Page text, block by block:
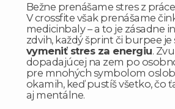
Bežne prenášame stres z
V crossfite však prenášame
medicinbaly – a to je zásadne
zdvih, každý šprint či burpee je
vymeniť stres za energiu.
dopadajúcej na zem po
pre mnohých symbolom
okamih, keď pustíš všetko, čo
aj mentálne.